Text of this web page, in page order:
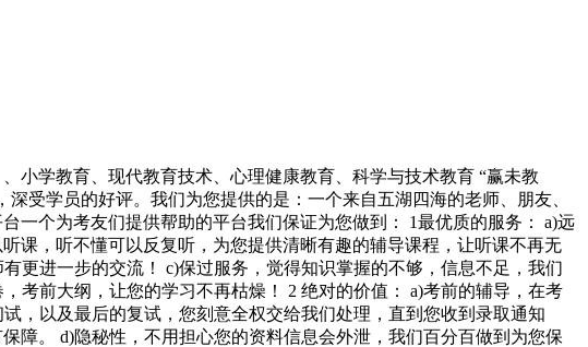
小学教育、现代教育技术、心理健康教育、科学与技术教育 “赢未教
受学员的好评。我们为您提供的是：一个来自五湖四海的老师、朋友、
一个为考友们提供帮助的平台我们保证为您做到： 1最优质的服务： a)远
课，听不懂可以反复听，为您提供清晰有趣的辅导课程，让听课不再无
更进一步的交流！ c)保过服务，觉得知识掌握的不够，信息不足，我们
考前大纲，让您的学习不再枯燥！ 2 绝对的价值： a)考前的辅导，在考
，以及最后的复试，您刻意全权交给我们处理，直到您收到录取通知
障。 d)隐秘性，不用担心您的资料信息会外泄，我们百分百做到为您保